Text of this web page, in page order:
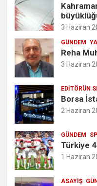
3 Haziran
GÜNDEM
Reha
3 Haziran
EDITÖRÜN
Borsa
2 Haziran
GÜNDEM
Türkiye
1 Haziran
ASAYIŞ